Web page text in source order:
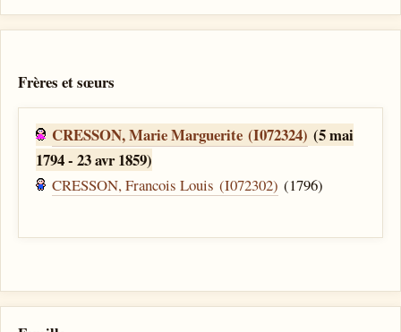
Frères et sœurs
CRESSON, Marie Marguerite (I072324) (5 mai
1794 - 23 avr 1859)
CRESSON, Francois Louis (I072302) (1796)